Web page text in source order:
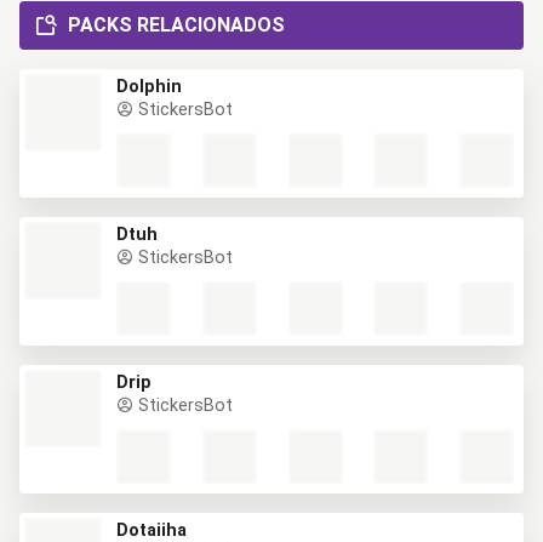
PACKS RELACIONADOS
Dolphin
StickersBot
Dtuh
StickersBot
Drip
StickersBot
Dotaiiha